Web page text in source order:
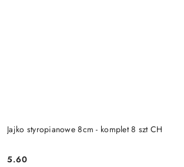
Jajko styropianowe 8cm - komplet 8 szt CH
5.60